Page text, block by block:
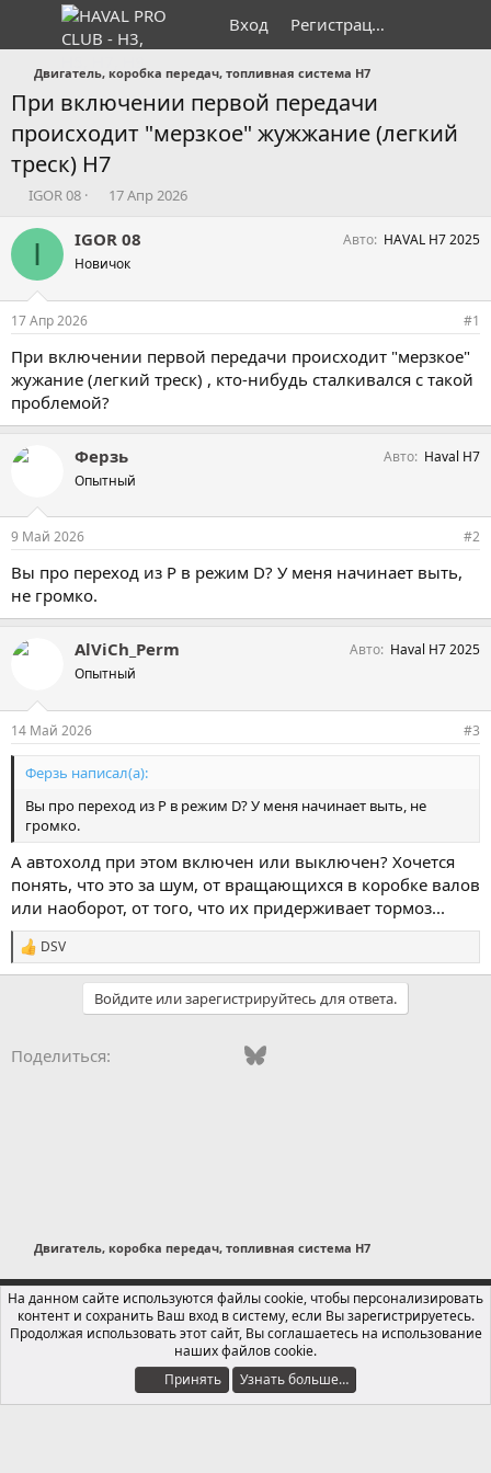
Вход Регистрация
Двигатель, коробка передач, топливная система H7
При включении первой передачи
происходит "мерзкое" жужжание (легкий
треск) H7
А
т
т
е
м
ы
IGOR 08
Д
т
н
а
л
17 Апр 2026
I IGOR 08
Новичок
Авто HAVAL H7 2025
17 Апр 2026 #1
При включении первой передачи происходит "мерзкое"
жужание (легкий треск) , кто-нибудь сталкивался с такой
проблемой?
Ферзь
Опытный
Авто Haval H7
9 Май 2026 #2
Вы про переход из Р в режим D? У меня начинает выть,
не громко.
AlViCh_Perm
Опытный
Авто Haval H7 2025
14 Май 2026 #3
Ферзь написал(а):
Вы про переход из Р в режим D? У меня начинает выть, не
громко.
А автохолд при этом включен или выключен? Хочется
понять, что это за шум, от вращающихся в коробке валов
или наоборот, от того, что их придерживает тормоз...
С
и
и
DSV
Войдите или зарегистрируйтесь для ответа.
Поделиться: Odnoklassniki
Mail.ruBluesky
Двигатель, коробка передач, топливная система H7
Russian (RU)
Обратная связь
Условия и правила
Политика конфиденциальности
Помощь
Локализация от xenForo.Info®
На данном сайте используются файлы cookie, чтобы персонализировать
контент и сохранить Ваш вход в систему, если Вы зарегистрируетесь.
Продолжая использовать этот сайт, Вы соглашаетесь на использование
наших файлов cookie.
Принять
Узнать больше…